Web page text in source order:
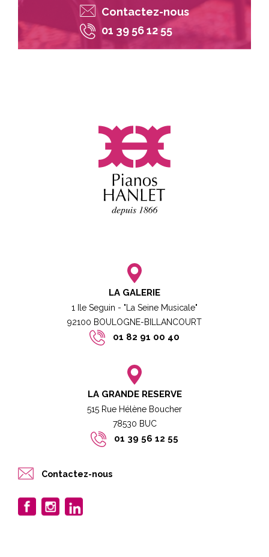
Contactez-nous
01 39 56 12 55
LA GALERIE
1 Ile Seguin - "La Seine Musicale"
92100 BOULOGNE-BILLANCOURT​
01 82 91 00 40
LA GRANDE RESERVE
515 Rue Hélène Boucher
78530 BUC​​
01 39 56 12 55
Contactez-nous